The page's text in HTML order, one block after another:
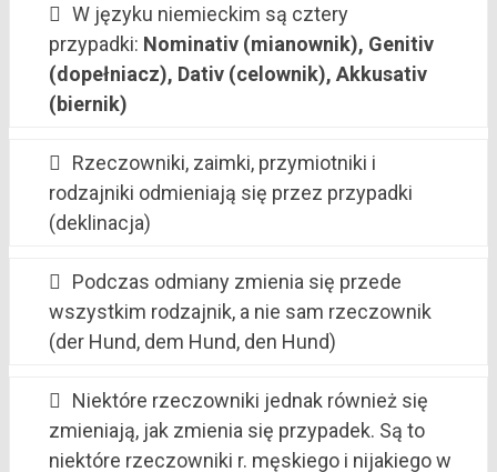
W języku niemieckim są cztery
przypadki: Nominativ (mianownik), Genitiv
(dopełniacz), Dativ (celownik), Akkusativ
(biernik)
Rzeczowniki, zaimki, przymiotniki i
rodzajniki odmieniają się przez przypadki
(deklinacja)
Podczas odmiany zmienia się przede
wszystkim rodzajnik, a nie sam rzeczownik
(der Hund, dem Hund, den Hund)
Niektóre rzeczowniki jednak również się
zmieniają, jak zmienia się przypadek. Są to
niektóre rzeczowniki r. męskiego i nijakiego w